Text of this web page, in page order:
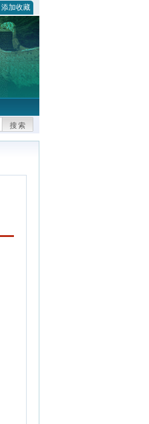
添加收藏
搜索